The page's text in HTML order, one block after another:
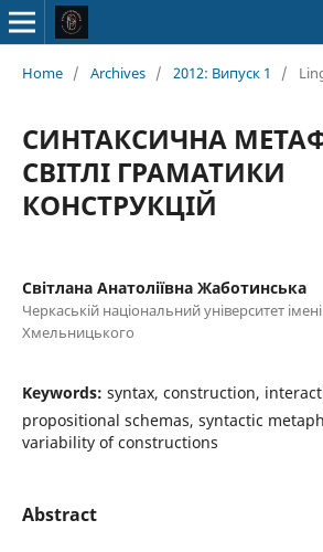
Home / Archives / 2012: Випуск 1 /
СИНТАКСИЧНА
СВІТЛІ ГРАМАТИКИ
КОНСТРУКЦІЙ
Світлана Анатоліївна Жаботинська
Черкаській національний університет
Хмельницького
Keywords: syntax, construction,
propositional schemas, syntactic
variability of constructions
Abstract